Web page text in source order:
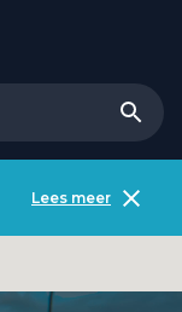
Lees meer